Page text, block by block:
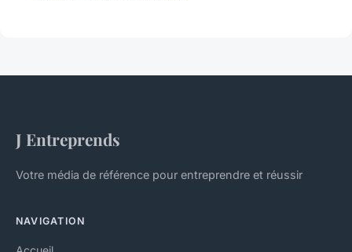
J Entreprends
Votre média de référence pour entreprendre et réussir
NAVIGATION